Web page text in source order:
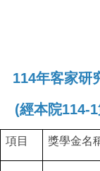
114年客家研
(經本院114-
項目 獎學金名